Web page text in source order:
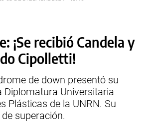
¡Se recibió Candela y
Cipolletti!
de down presentó su
Diplomatura Universitaria
Plásticas de la UNRN. Su
superación.